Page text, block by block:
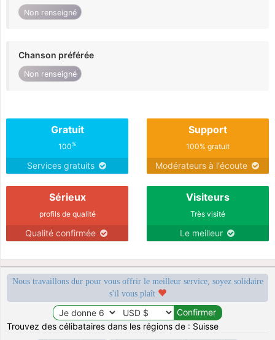
Non renseigné
Chanson préférée
Non renseigné
Gratuit
100%
Services gratuits
Support
100% gratuit
Modérateurs à l'écoute
Sérieux
profils de qualité
Qualité confirmée
Visiteurs
Très visité
Le meilleur
Nous travaillons dur pour vous offrir le meilleur service, soyez solidaire
s'il vous plaît
Trouvez des célibataires dans les régions de : Suisse